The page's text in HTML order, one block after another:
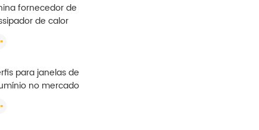
fornecedor de
de calor
pó moldura de
para janelas de
no mercado